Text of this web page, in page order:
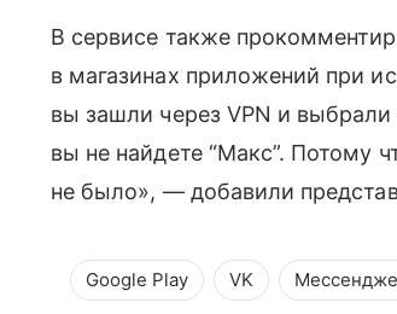
В сервисе также
в магазинах приложений при
вы зашли через VPN и
вы не найдете “Макс”. Потому
не было», — добавили
Google Play VK